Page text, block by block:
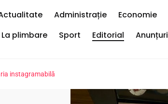
Administrație Economie
La plimbare Sport Editorial Anunțuri
instagramabilă